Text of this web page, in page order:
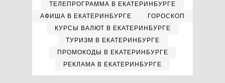
ТЕЛЕПРОГРАММА В ЕКАТЕРИНБУРГЕ
АФИША В ЕКАТЕРИНБУРГЕ
ГОРОСКОП
КУРСЫ ВАЛЮТ В ЕКАТЕРИНБУРГЕ
ТУРИЗМ В ЕКАТЕРИНБУРГЕ
ПРОМОКОДЫ В ЕКАТЕРИНБУРГЕ
РЕКЛАМА В ЕКАТЕРИНБУРГЕ